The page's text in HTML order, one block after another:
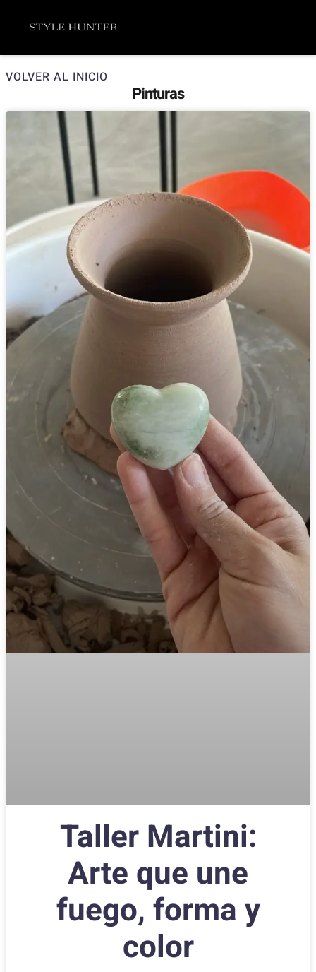
VOLVER AL INICIO
Pinturas
Taller Martini:
Arte que une
fuego, forma y
color